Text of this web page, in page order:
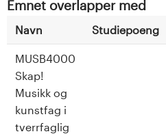
Emnet overlapper med
Navn Studiepoeng
MUSB4000
Skap!
Musikk og
kunstfag i
tverrfaglig